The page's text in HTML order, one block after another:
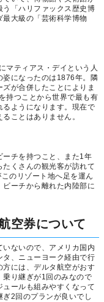
「ハリファックス歴史博
大級の「芸術科学博物
マティアス・デイという人
姿になったのは1876年。隣
が合併したことによりま
持つことから世界で最も有
ようになります。現在で
ことはありません。
チを持つこと、また1年
くさんの観光客が訪れて
のリゾート地へ足を運ん
ーチから離れた内陸部に
空券について
ないので、アメリカ国内
、ニューヨーク経由で行
方には、デルタ航空がおす
り継ぎが1回のみなので
ールも組みやすくなって
2回のプランが良いでし